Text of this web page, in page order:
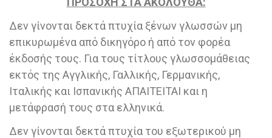
Δεν γίνονται δεκτά πτυχία ξένων γλωσσών μη
επικυρωμένα από δικηγόρο ή από τον φορέα
έκδοσής τους. Για τους τίτλους γλωσσομάθειας
εκτός της Αγγλικής, Γαλλικής, Γερμανικής,
Ιταλικής και Ισπανικής ΑΠΑΙΤΕΙΤΑΙ και η
μετάφρασή τους στα ελληνικά.
Δεν γίνονται δεκτά πτυχία του εξωτερικού μη